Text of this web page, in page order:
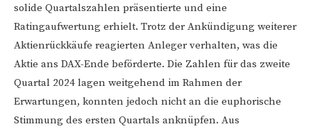
solide Quartalszahlen präsentierte und eine
Ratingaufwertung erhielt. Trotz der Ankündigung weiterer
Aktienrückkäufe reagierten Anleger verhalten, was die
Aktie ans DAX-Ende beförderte. Die Zahlen für das zweite
Quartal 2024 lagen weitgehend im Rahmen der
Erwartungen, konnten jedoch nicht an die euphorische
Stimmung des ersten Quartals anknüpfen. Aus